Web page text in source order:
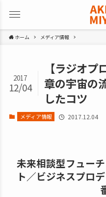
ホーム メディア情報
【ラジオ
章の宇宙の
したコツ
2017
12/04
メディア情報 2017.12.04
未来相談型フュー
ト／ビジネスプロ